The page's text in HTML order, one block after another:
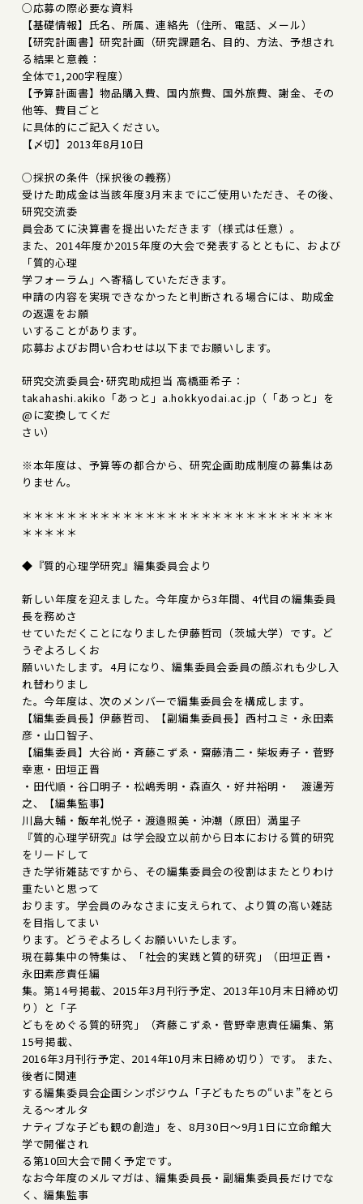
○応募の際必要な資料
【基礎情報】氏名、所属、連絡先（住所、電話、メール）
【研究計画書】研究計画（研究課題名、目的、方法、予想され
る結果と意義：
全体で1,200字程度）
【予算計画書】物品購入費、国内旅費、国外旅費、謝金、その
他等、費目ごと
に具体的にご記入ください。
【〆切】2013年8月10日
○採択の条件（採択後の義務）
受けた助成金は当該年度3月末までにご使用いただき、その後、
研究交流委
員会あてに決算書を提出いただきます（様式は任意）。
また、2014年度か2015年度の大会で発表するとともに、および
「質的心理
学フォーラム」へ寄稿していただきます。
申請の内容を実現できなかったと判断される場合には、助成金
の返還をお願
いすることがあります。
応募およびお問い合わせは以下までお願いします。
研究交流委員会･研究助成担当 高橋亜希子：
takahashi.akiko「あっと」a.hokkyodai.ac.jp（「あっと」を
@に変換してくだ
さい）
※本年度は、予算等の都合から、研究企画助成制度の募集はあ
りません。
＊＊＊＊＊＊＊＊＊＊＊＊＊＊＊＊＊＊＊＊＊＊＊＊＊＊＊＊
＊＊＊＊＊
◆『質的心理学研究』編集委員会より
新しい年度を迎えました。今年度から3年間、4代目の編集委員
長を務めさ
せていただくことになりました伊藤哲司（茨城大学）です。ど
うぞよろしくお
願いいたします。4月になり、編集委員会委員の顔ぶれも少し入
れ替わりまし
た。今年度は、次のメンバーで編集委員会を構成します。
【編集委員長】伊藤哲司、【副編集委員長】西村ユミ・永田素
彦・山口智子、
【編集委員】大谷尚・斉藤こずゑ・齋藤清二・柴坂寿子・菅野
幸恵・田垣正晋
・田代順・谷口明子・松嶋秀明・森直久・好井裕明・ 渡邊芳
之、【編集監事】
川島大輔・飯牟礼悦子・渡邉照美・沖潮（原田）満里子
『質的心理学研究』は学会設立以前から日本における質的研究
をリードして
きた学術雑誌ですから、その編集委員会の役割はまたとりわけ
重たいと思って
おります。学会員のみなさまに支えられて、より質の高い雑誌
を目指してまい
ります。どうぞよろしくお願いいたします。
現在募集中の特集は、「社会的実践と質的研究」（田垣正晋・
永田素彦責任編
集。第14号掲載、2015年3月刊行予定、2013年10月末日締め切
り）と「子
どもをめぐる質的研究」（斉藤こずゑ・菅野幸恵責任編集、第
15号掲載、
2016年3月刊行予定、2014年10月末日締め切り）です。 また、
後者に関連
する編集委員会企画シンポジウム「子どもたちの“いま”をとら
える～オルタ
ナティブな子ども観の創造」を、8月30日～9月1日に立命館大
学で開催され
る第10回大会で開く予定です。
なお今年度のメルマガは、編集委員長・副編集委員長だけでな
く、編集監事